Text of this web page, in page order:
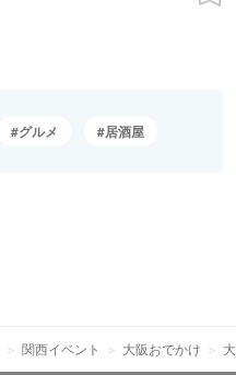
グルメ 居酒屋
関西イベント 大阪おでかけ